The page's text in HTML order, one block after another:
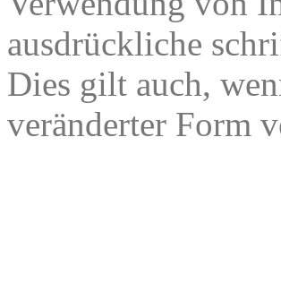
ausdrückliche
Dies gilt auch,
veränderter Form